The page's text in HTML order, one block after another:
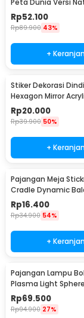
- ZJP-M018
Rp52.100
Rp89.900 43%
+
Stiker Dekorasi
Hexagon Mirror
Rp20.000
Rp39.900 50%
+
Pajangan Meja
Cradle Dynamic
Instrument Ball
Rp16.400
Rp34.900 54%
+
Pajangan Lampu
Plasma Light
ZC211700
Rp69.500
Rp94.900 27%